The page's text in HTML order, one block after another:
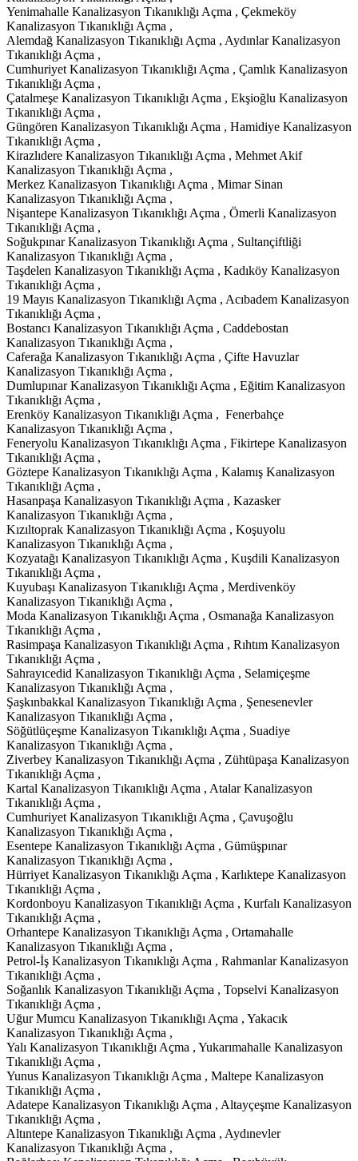
Yenimahalle Kanalizasyon Tıkanıklığı Açma , Çekmeköy
Kanalizasyon Tıkanıklığı Açma ,
Alemdağ Kanalizasyon Tıkanıklığı Açma , Aydınlar Kanalizasyon
Tıkanıklığı Açma ,
Cumhuriyet Kanalizasyon Tıkanıklığı Açma , Çamlık Kanalizasyon
Tıkanıklığı Açma ,
Çatalmeşe Kanalizasyon Tıkanıklığı Açma , Ekşioğlu Kanalizasyon
Tıkanıklığı Açma ,
Güngören Kanalizasyon Tıkanıklığı Açma , Hamidiye Kanalizasyon
Tıkanıklığı Açma ,
Kirazlıdere Kanalizasyon Tıkanıklığı Açma , Mehmet Akif
Kanalizasyon Tıkanıklığı Açma ,
Merkez Kanalizasyon Tıkanıklığı Açma , Mimar Sinan
Kanalizasyon Tıkanıklığı Açma ,
Nişantepe Kanalizasyon Tıkanıklığı Açma , Ömerli Kanalizasyon
Tıkanıklığı Açma ,
Soğukpınar Kanalizasyon Tıkanıklığı Açma , Sultançiftliği
Kanalizasyon Tıkanıklığı Açma ,
Taşdelen Kanalizasyon Tıkanıklığı Açma , Kadıköy Kanalizasyon
Tıkanıklığı Açma ,
19 Mayıs Kanalizasyon Tıkanıklığı Açma , Acıbadem Kanalizasyon
Tıkanıklığı Açma ,
Bostancı Kanalizasyon Tıkanıklığı Açma , Caddebostan
Kanalizasyon Tıkanıklığı Açma ,
Caferağa Kanalizasyon Tıkanıklığı Açma , Çifte Havuzlar
Kanalizasyon Tıkanıklığı Açma ,
Dumlupınar Kanalizasyon Tıkanıklığı Açma , Eğitim Kanalizasyon
Tıkanıklığı Açma ,
Erenköy Kanalizasyon Tıkanıklığı Açma , Fenerbahçe
Kanalizasyon Tıkanıklığı Açma ,
Feneryolu Kanalizasyon Tıkanıklığı Açma , Fikirtepe Kanalizasyon
Tıkanıklığı Açma ,
Göztepe Kanalizasyon Tıkanıklığı Açma , Kalamış Kanalizasyon
Tıkanıklığı Açma ,
Hasanpaşa Kanalizasyon Tıkanıklığı Açma , Kazasker
Kanalizasyon Tıkanıklığı Açma ,
Kızıltoprak Kanalizasyon Tıkanıklığı Açma , Koşuyolu
Kanalizasyon Tıkanıklığı Açma ,
Kozyatağı Kanalizasyon Tıkanıklığı Açma , Kuşdili Kanalizasyon
Tıkanıklığı Açma ,
Kuyubaşı Kanalizasyon Tıkanıklığı Açma , Merdivenköy
Kanalizasyon Tıkanıklığı Açma ,
Moda Kanalizasyon Tıkanıklığı Açma , Osmanağa Kanalizasyon
Tıkanıklığı Açma ,
Rasimpaşa Kanalizasyon Tıkanıklığı Açma , Rıhtım Kanalizasyon
Tıkanıklığı Açma ,
Sahrayıcedid Kanalizasyon Tıkanıklığı Açma , Selamiçeşme
Kanalizasyon Tıkanıklığı Açma ,
Şaşkınbakkal Kanalizasyon Tıkanıklığı Açma , Şenesenevler
Kanalizasyon Tıkanıklığı Açma ,
Söğütlüçeşme Kanalizasyon Tıkanıklığı Açma , Suadiye
Kanalizasyon Tıkanıklığı Açma ,
Ziverbey Kanalizasyon Tıkanıklığı Açma , Zühtüpaşa Kanalizasyon
Tıkanıklığı Açma ,
Kartal Kanalizasyon Tıkanıklığı Açma , Atalar Kanalizasyon
Tıkanıklığı Açma ,
Cumhuriyet Kanalizasyon Tıkanıklığı Açma , Çavuşoğlu
Kanalizasyon Tıkanıklığı Açma ,
Esentepe Kanalizasyon Tıkanıklığı Açma , Gümüşpınar
Kanalizasyon Tıkanıklığı Açma ,
Hürriyet Kanalizasyon Tıkanıklığı Açma , Karlıktepe Kanalizasyon
Tıkanıklığı Açma ,
Kordonboyu Kanalizasyon Tıkanıklığı Açma , Kurfalı Kanalizasyon
Tıkanıklığı Açma ,
Orhantepe Kanalizasyon Tıkanıklığı Açma , Ortamahalle
Kanalizasyon Tıkanıklığı Açma ,
Petrol-İş Kanalizasyon Tıkanıklığı Açma , Rahmanlar Kanalizasyon
Tıkanıklığı Açma ,
Soğanlık Kanalizasyon Tıkanıklığı Açma , Topselvi Kanalizasyon
Tıkanıklığı Açma ,
Uğur Mumcu Kanalizasyon Tıkanıklığı Açma , Yakacık
Kanalizasyon Tıkanıklığı Açma ,
Yalı Kanalizasyon Tıkanıklığı Açma , Yukarımahalle Kanalizasyon
Tıkanıklığı Açma ,
Yunus Kanalizasyon Tıkanıklığı Açma , Maltepe Kanalizasyon
Tıkanıklığı Açma ,
Adatepe Kanalizasyon Tıkanıklığı Açma , Altayçeşme Kanalizasyon
Tıkanıklığı Açma ,
Altıntepe Kanalizasyon Tıkanıklığı Açma , Aydınevler
Kanalizasyon Tıkanıklığı Açma ,